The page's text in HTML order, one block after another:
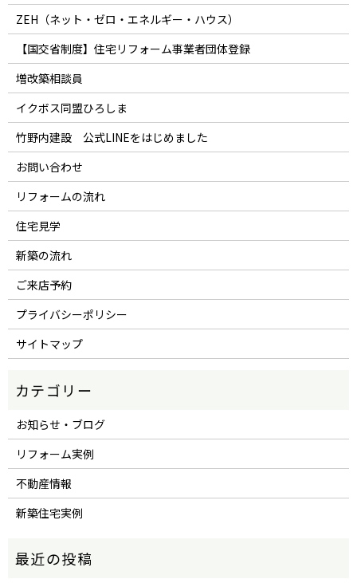
ZEH（ネット・ゼロ・エネルギー・ハウス）
【国交省制度】住宅リフォーム事業者団体登録
増改築相談員
イクボス同盟ひろしま
竹野内建設 公式LINEをはじめました
お問い合わせ
リフォームの流れ
住宅見学
新築の流れ
ご来店予約
プライバシーポリシー
サイトマップ
お知らせ・ブログ
リフォーム実例
不動産情報
新築住宅実例